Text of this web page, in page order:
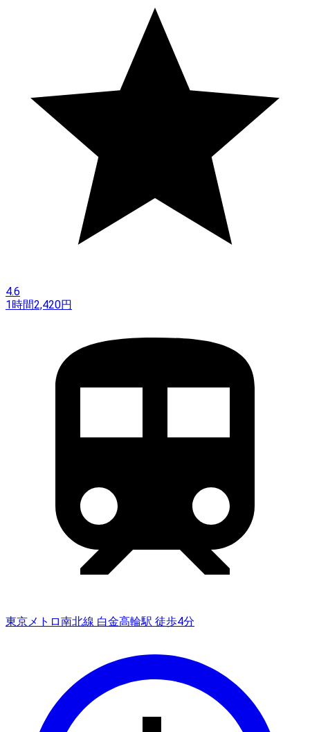
4.6
1時間2,420円
東京メトロ南北線 白金高輪駅 徒歩4分